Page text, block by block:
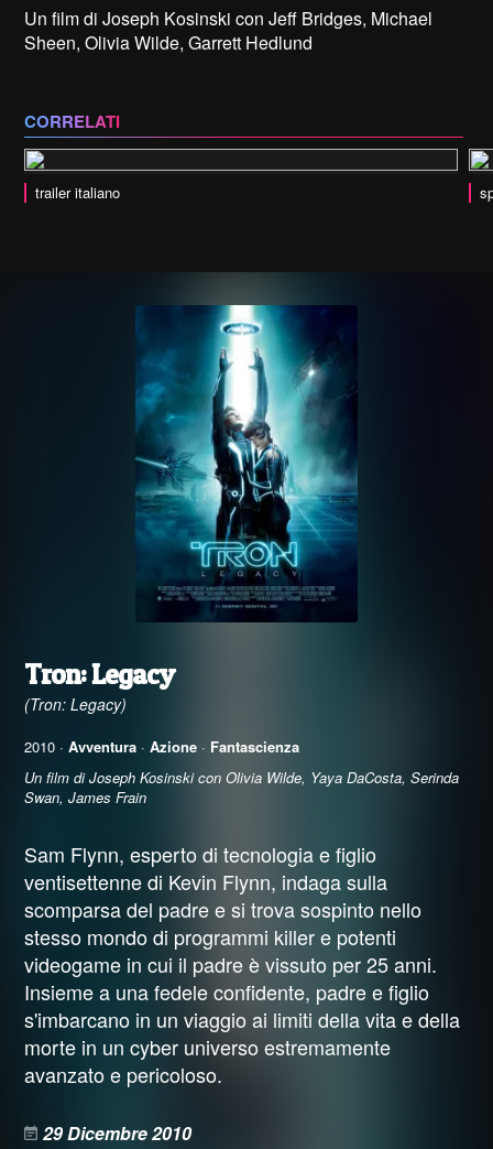
Un film di Joseph Kosinski con Jeff Bridges, Michael
Sheen, Olivia Wilde, Garrett Hedlund
CORRELATI
trailer italiano
Tron: Legacy
(Tron: Legacy)
2010 · Avventura ·Azione · Fantascienza
Un film di Joseph Kosinski con Olivia Wilde, Yaya DaCosta, Serinda
Swan, James Frain
Sam Flynn, esperto di tecnologia e figlio
ventisettenne di Kevin Flynn, indaga sulla
scomparsa del padre e si trova sospinto nello
stesso mondo di programmi killer e potenti
videogame in cui il padre è vissuto per 25 anni.
Insieme a una fedele confidente, padre e figlio
s'imbarcano in un viaggio ai limiti della vita e della
morte in un cyber universo estremamente
avanzato e pericoloso.
29 Dicembre 2010